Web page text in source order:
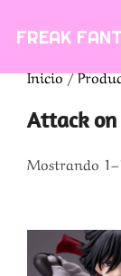
FREAK
Inicio/
Attack
Mostrando